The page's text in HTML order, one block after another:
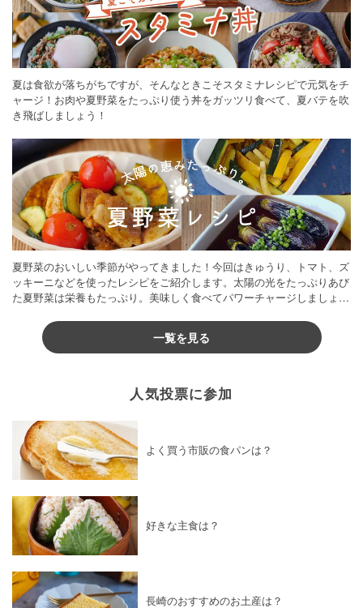
夏は食欲が落ちがちですが、そんなときこそスタミナレシピで元気をチ
ャージ！お肉や夏野菜をたっぷり使う丼をガッツリ食べて、夏バテを吹
き飛ばしましょう！
夏野菜のおいしい季節がやってきました！今回はきゅうり、トマト、ズ
ッキーニなどを使ったレシピをご紹介します。太陽の光をたっぷりあび
た夏野菜は栄養もたっぷり。美味しく食べてパワーチャージしましょう
一覧を見る
人気投票に参加
よく買う市販の食パンは？
好きな主食は？
長崎のおすすめのお土産は？